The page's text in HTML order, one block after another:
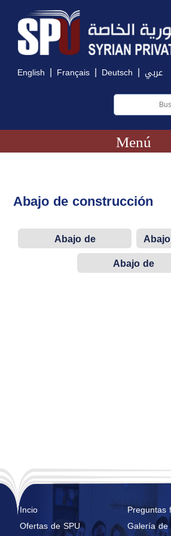
English | Français | Deutsch | عربي
Menú
Abajo de construcción
Abajo de
construcción Abajo de
Incio
Preguntas
Ofertas de SPU
Galería